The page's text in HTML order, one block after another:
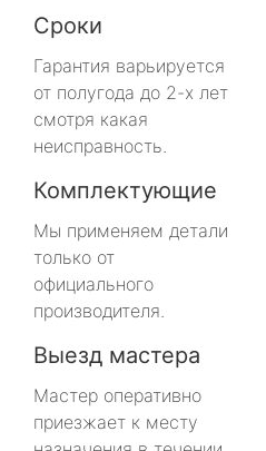
Сроки
Гарантия варьируется
от полугода до 2-х лет
смотря какая
неисправность.
Комплектующие
Мы применяем детали
только от
официального
производителя.
Выезд мастера
Мастер оперативно
приезжает к месту